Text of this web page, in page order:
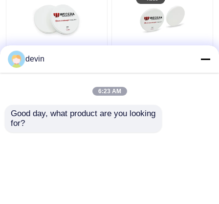
A3.5 D98*18mm St.
schattierte vor
Vor schattiertes CAD-
blockiert anerkannte
43% hohe
98mm ISO 13485
devin
6:23 AM
Good day, what product are you looking
for?